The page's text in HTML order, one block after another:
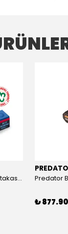
Blue Diamond Bilardo Istakası Tebeşiri 2li Paket
₺ 877.90